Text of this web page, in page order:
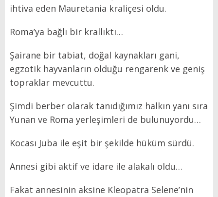
ihtiva eden Mauretania kraliçesi oldu.
Roma’ya bağlı bir krallıktı…
Şairane bir tabiat, doğal kaynakları gani,
egzotik hayvanların olduğu rengarenk ve geniş
topraklar mevcuttu.
Şimdi berber olarak tanıdığımız halkın yanı sıra
Yunan ve Roma yerleşimleri de bulunuyordu…
Kocası Juba ile eşit bir şekilde hüküm sürdü.
Annesi gibi aktif ve idare ile alakalı oldu…
Fakat annesinin aksine Kleopatra Selene’nin